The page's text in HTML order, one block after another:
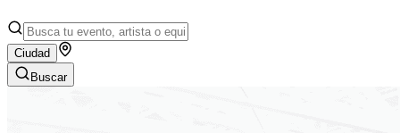
Ciudad
Buscar